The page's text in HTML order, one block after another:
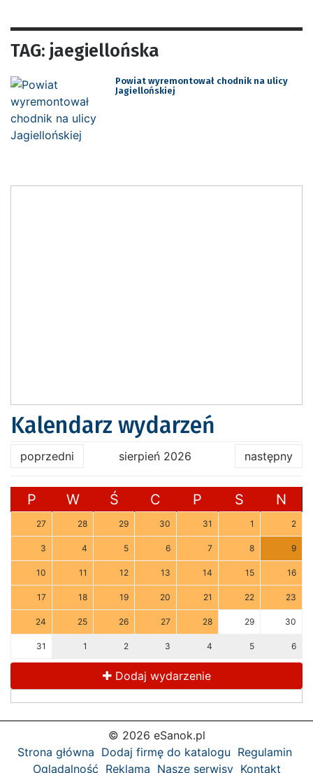
TAG: jaegiellońska
Powiat wyremontował chodnik na ulicy
Jagiellońskiej
Kalendarz wydarzeń
poprzedni sierpień 2026 następny
P W Ś C P S N
27 28 29 30 31 1 2
3 4 5 6 7 8 9
10 11 12 13 14 15 16
17 18 19 20 21 22 23
24 25 26 27 28 29 30
31 1 2 3 4 5 6
Dodaj wydarzenie
© 2026 eSanok.pl
Strona główna Dodaj firmę do katalogu Regulamin
Oglądalność Reklama Nasze serwisy Kontakt